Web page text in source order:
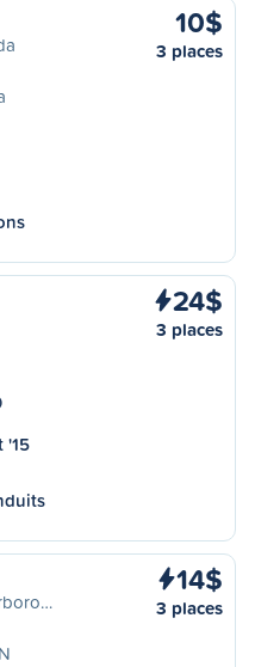
10$
3 places
24$
3 places
'15
14$
3 places